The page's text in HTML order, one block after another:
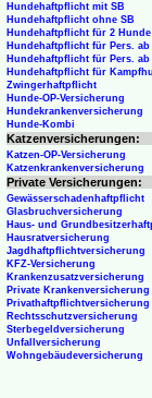
Hundehaftpflicht mit SB
Hundehaftpflicht ohne SB
Hundehaftpflicht für 2 Hunde
Hundehaftpflicht für Pers. ab
Hundehaftpflicht für Pers. ab
Hundehaftpflicht für
Zwingerhaftpflicht
Hunde-OP-Versicherung
Hundekrankenversicherung
Hunde-Kombi
Katzenversicherungen:
Katzen-OP-Versicherung
Katzenkrankenversicherung
Private Versicherungen:
Gewässerschadenhaftpflicht
Glasbruchversicherung
Haus- und
Hausratversicherung
Jagdhaftpflichtversicherung
KFZ-Versicherung
Krankenzusatzversicherung
Private Krankenversicherung
Privathaftpflichtversicherung
Rechtsschutzversicherung
Sterbegeldversicherung
Unfallversicherung
Wohngebäudeversicherung